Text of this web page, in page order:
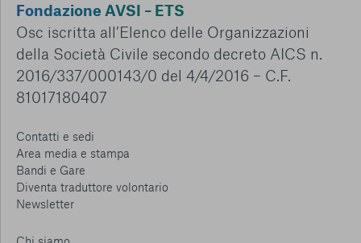
Fondazione AVSI – ETS
Osc iscritta all’Elenco delle Organizzazioni
della Società Civile secondo decreto AICS n.
2016/337/000143/0 del 4/4/2016 – C.F.
81017180407
Contatti e sedi
Area media e stampa
Bandi e Gare
Diventa traduttore volontario
Newsletter